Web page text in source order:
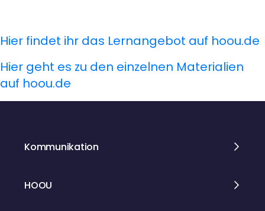
Hier findet ihr das Lernangebot auf hoou.de
Hier geht es zu den einzelnen Materialien
auf hoou.de
Kommunikation
HOOU